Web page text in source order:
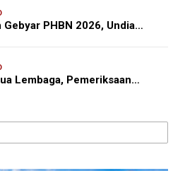
Gebyar PHBN 2026, Undia…
Lembaga, Pemeriksaan…